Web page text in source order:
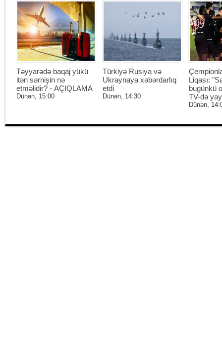
Təyyarədə baqaj yükü
itən sərnişin nə
etməlidir? - AÇIQLAMA
Dünən, 15:00
Türkiyə Rusiya və
Ukraynaya xəbərdarlıq
etdi
Dünən, 14:30
Liqası:
bugünkü
TV-də
Dünən,